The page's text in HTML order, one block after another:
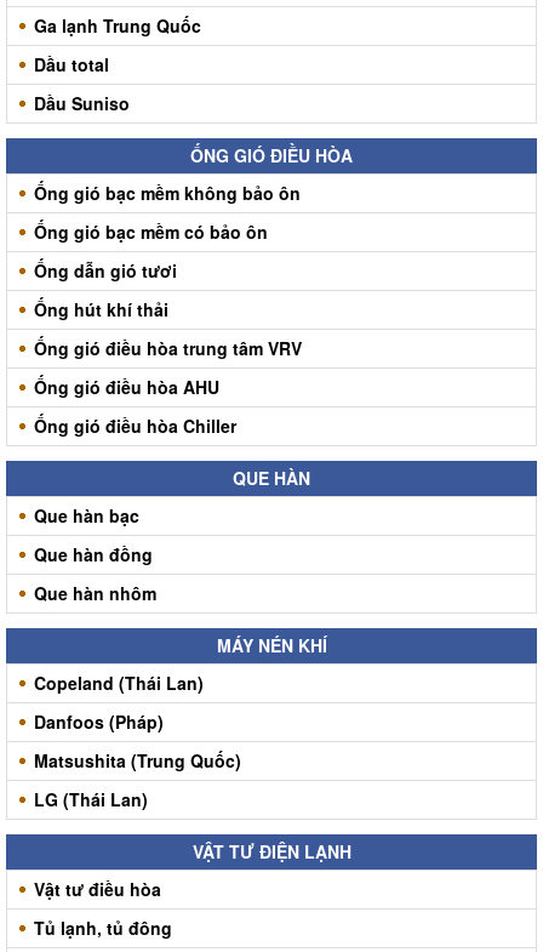
Ga lạnh Trung Quốc
Dầu total
Dầu Suniso
ỐNG GIÓ ĐIỀU HÒA
Ống gió bạc mềm không bảo ôn
Ống gió bạc mềm có bảo ôn
Ống dẫn gió tươi
Ống hút khí thải
Ống gió điều hòa trung tâm VRV
Ống gió điều hòa AHU
Ống gió điều hòa Chiller
QUE HÀN
Que hàn bạc
Que hàn đồng
Que hàn nhôm
MÁY NÉN KHÍ
Copeland (Thái Lan)
Danfoos (Pháp)
Matsushita (Trung Quốc)
LG (Thái Lan)
VẬT TƯ ĐIỆN LẠNH
Vật tư điều hòa
Tủ lạnh, tủ đông